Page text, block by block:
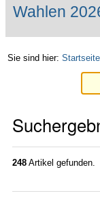
Wahlen
Sie sind hier: Startseite
248 Artikel gefunden.